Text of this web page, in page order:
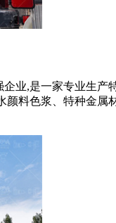
业,是一家专业生
料色浆、特种金属